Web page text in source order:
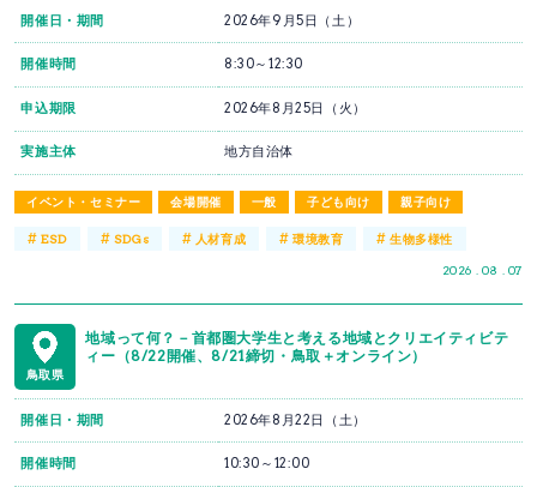
イベント・セミナー 会場開催 一般 子ども向け 親子向け
2026 . 08 . 07
開催日・期間 2026年9月5日（土）
開催時間 8:30～12:30
申込期限 2026年8月25日（火）
実施主体 地方自治体
#ESD # SDGs # 人材育成 # 環境教育 #生物多様性
鳥取県
地域って何？－首都圏大学生と考える地域とクリエイティビテ
ィー（8/22開催、8/21締切・鳥取＋オンライン）
開催日・期間 2026年8月22日（土）
開催時間 10:30～12:00